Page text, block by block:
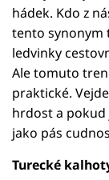
hádek. Kdo z
tento synonym
ledvinky
Ale tomuto
praktické.
hrdost a pokud
jako pás
Turecké